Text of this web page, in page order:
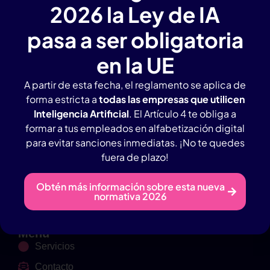
empresas
Agencia IA en Valladolid con amplia experiencia.
Contacto Rápido
Whatsapp: 619965803
Menú
Servicios
Contacto
2026 la Ley de IA
pasa a ser obligatoria
en la UE
A partir de esta fecha, el reglamento se aplica de
forma estricta atodas las empresas que utilicen
Inteligencia Artificial. El Artículo 4 te obliga a
formar a tus empleados en alfabetización digital
para evitar sanciones inmediatas. ¡No te quedes
fuera de plazo!
Obtén más información sobre esta nueva
normativa 2026